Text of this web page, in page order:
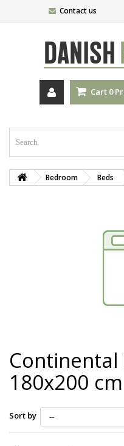
Contact us
DANISH
Cart 0
Bedroom Beds
180x200 cm
Sort by